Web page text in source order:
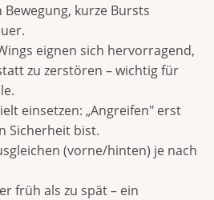
Bewegung, kurze Bursts
eignen sich hervorragend,
zu zerstören – wichtig für
einsetzen: „Angreifen" erst
Sicherheit bist.
(vorne/hinten) je nach
früh als zu spät – ein